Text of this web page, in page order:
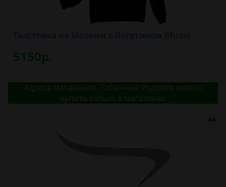
5150р.
Адреса магазинов. Табачные изделия можно
купить только в магазинах